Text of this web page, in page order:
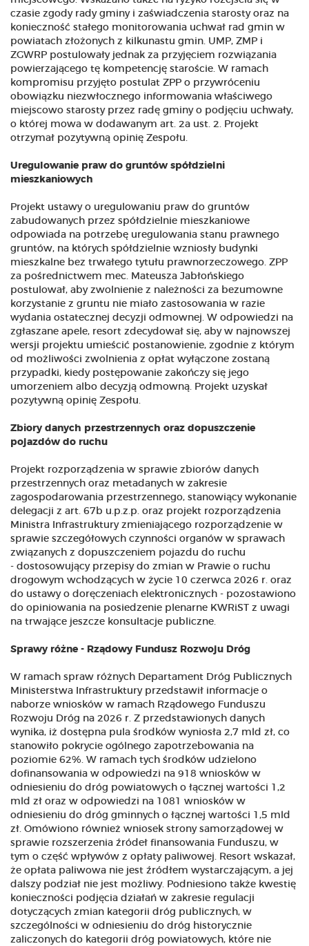
czasie zgody rady gminy i zaświadczenia starosty oraz na
konieczność stałego monitorowania uchwał rad gmin w
powiatach złożonych z kilkunastu gmin. UMP, ZMP i
ZGWRP postulowały jednak za przyjęciem rozwiązania
powierzającego tę kompetencję staroście. W ramach
kompromisu przyjęto postulat ZPP o przywróceniu
obowiązku niezwłocznego informowania właściwego
miejscowo starosty przez radę gminy o podjęciu uchwały,
o której mowa w dodawanym art. 2a ust. 2. Projekt
otrzymał pozytywną opinię Zespołu.
Uregulowanie praw do gruntów spółdzielni
mieszkaniowych
Projekt ustawy o uregulowaniu praw do gruntów
zabudowanych przez spółdzielnie mieszkaniowe
odpowiada na potrzebę uregulowania stanu prawnego
gruntów, na których spółdzielnie wzniosły budynki
mieszkalne bez trwałego tytułu prawnorzeczowego. ZPP
za pośrednictwem mec. Mateusza Jabłońskiego
postulował, aby zwolnienie z należności za bezumowne
korzystanie z gruntu nie miało zastosowania w razie
wydania ostatecznej decyzji odmownej. W odpowiedzi na
zgłaszane apele, resort zdecydował się, aby w najnowszej
wersji projektu umieścić postanowienie, zgodnie z którym
od możliwości zwolnienia z opłat wyłączone zostaną
przypadki, kiedy postępowanie zakończy się jego
umorzeniem albo decyzją odmowną. Projekt uzyskał
pozytywną opinię Zespołu.
Zbiory danych przestrzennych oraz dopuszczenie
pojazdów do ruchu
Projekt rozporządzenia w sprawie zbiorów danych
przestrzennych oraz metadanych w zakresie
zagospodarowania przestrzennego, stanowiący wykonanie
delegacji z art. 67b u.p.z.p. oraz projekt rozporządzenia
Ministra Infrastruktury zmieniającego rozporządzenie w
sprawie szczegółowych czynności organów w sprawach
związanych z dopuszczeniem pojazdu do ruchu
- dostosowujący przepisy do zmian w Prawie o ruchu
drogowym wchodzących w życie 10 czerwca 2026 r. oraz
do ustawy o doręczeniach elektronicznych - pozostawiono
do opiniowania na posiedzenie plenarne KWRiST z uwagi
na trwające jeszcze konsultacje publiczne.
Sprawy różne - Rządowy Fundusz Rozwoju Dróg
W ramach spraw różnych Departament Dróg Publicznych
Ministerstwa Infrastruktury przedstawił informacje o
naborze wniosków w ramach Rządowego Funduszu
Rozwoju Dróg na 2026 r. Z przedstawionych danych
wynika, iż dostępna pula środków wyniosła 2,7 mld zł, co
stanowiło pokrycie ogólnego zapotrzebowania na
poziomie 62%. W ramach tych środków udzielono
dofinansowania w odpowiedzi na 918 wniosków w
odniesieniu do dróg powiatowych o łącznej wartości 1,2
mld zł oraz w odpowiedzi na 1081 wniosków w
odniesieniu do dróg gminnych o łącznej wartości 1,5 mld
zł. Omówiono również wniosek strony samorządowej w
sprawie rozszerzenia źródeł finansowania Funduszu, w
tym o część wpływów z opłaty paliwowej. Resort wskazał,
że opłata paliwowa nie jest źródłem wystarczającym, a jej
dalszy podział nie jest możliwy. Podniesiono także kwestię
konieczności podjęcia działań w zakresie regulacji
dotyczących zmian kategorii dróg publicznych, w
szczególności w odniesieniu do dróg historycznie
zaliczonych do kategorii dróg powiatowych, które nie